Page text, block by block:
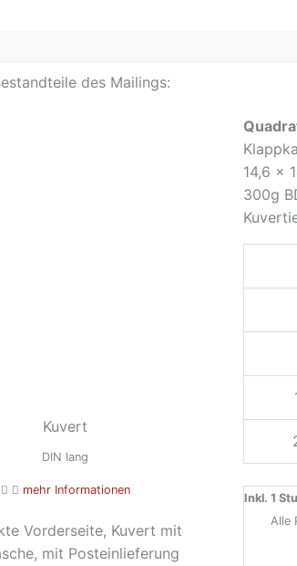
des Mailings:
Kuvert
DIN lang
mehr Informationen
Vorderseite, Kuvert mit
mit Posteinlieferung
14,6 x
300g
Inkl. 1
Alle